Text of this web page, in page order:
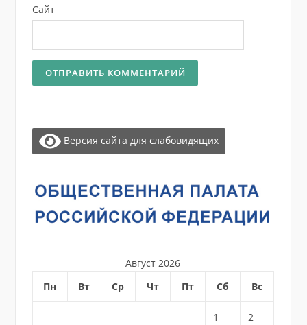
Сайт
Версия сайта для слабовидящих
Август 2026
Пн
Вт Ср Чт Пт Сб Вс
1 2